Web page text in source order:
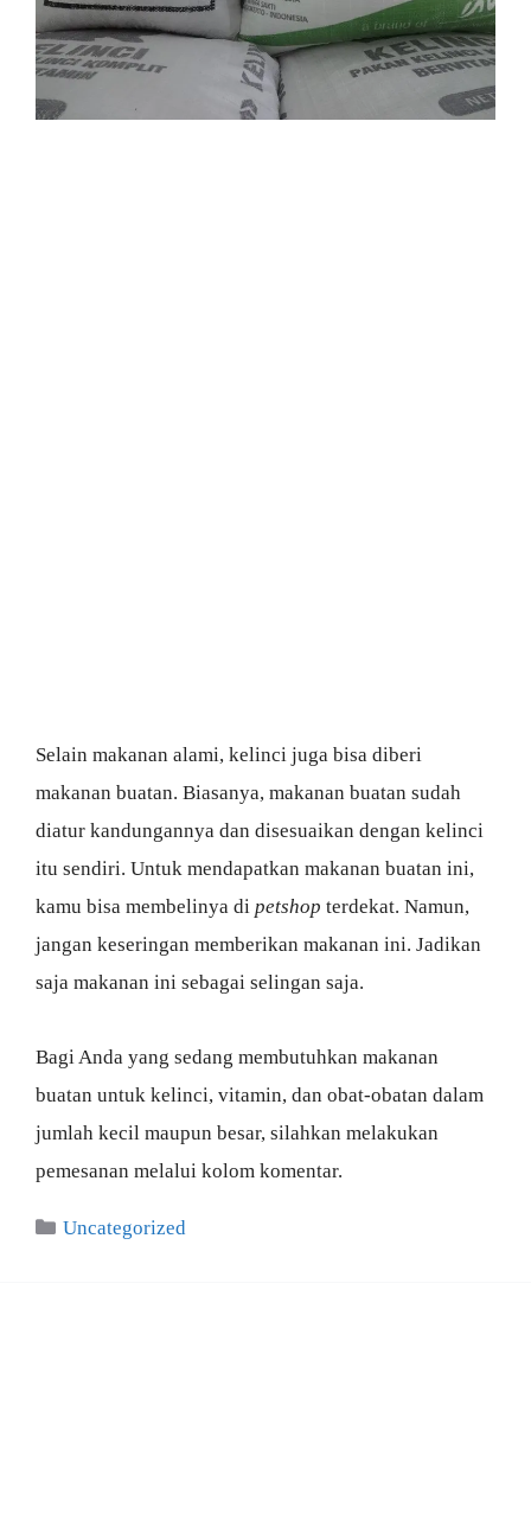
Selain makanan alami, kelinci juga bisa diberi
makanan buatan. Biasanya, makanan buatan sudah
diatur kandungannya dan disesuaikan dengan kelinci
itu sendiri. Untuk mendapatkan makanan buatan ini,
kamu bisa membelinya di petshop terdekat. Namun,
jangan keseringan memberikan makanan ini. Jadikan
saja makanan ini sebagai selingan saja.
Bagi Anda yang sedang membutuhkan makanan
buatan untuk kelinci, vitamin, dan obat-obatan dalam
jumlah kecil maupun besar, silahkan melakukan
pemesanan melalui kolom komentar.
Categories
Uncategorized